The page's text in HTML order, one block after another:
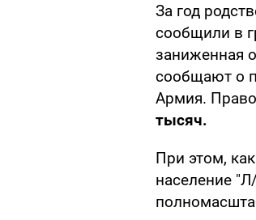
За год
сообщили в
заниженная
сообщают о
Армия.
тысяч.
При этом,
население